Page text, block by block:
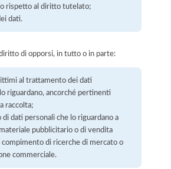
rispetto al diritto tutelato;
dati.
di opporsi, in tutto o in parte:
al trattamento dei dati
riguardano, ancorché pertinenti
raccolta;
dati personali che lo riguardano a
pubblicitario o di vendita
di ricerche di mercato o
commerciale.